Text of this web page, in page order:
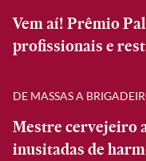
Vem aí! Prêmio
profissionais e
DE MASSAS A
Mestre cervejeiro
inusitadas de